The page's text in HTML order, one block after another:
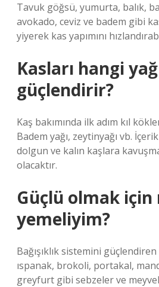
Tavuk göğsü, yumurta, balık,
avokado, ceviz ve badem gibi
yiyerek kas yapımını
Kasları hangi yağ
güçlendirir?
Kaş bakımında ilk adım kıl
Badem yağı, zeytinyağı vb.
dolgun ve kalın kaşlara
olacaktır.
Güçlü olmak için
yemeliyim?
Bağışıklık sistemini
ıspanak, brokoli, portakal,
greyfurt gibi sebzeler ve